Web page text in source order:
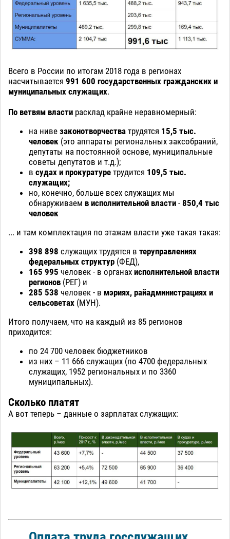
Всего в России по итогам 2018 года в регионах
насчитывается 991 600 государственных гражданских и
муниципальных служащих.
По ветвям власти расклад крайне неравномерный:
на ниве законотворчества трудятся 15,5 тыс.
человек (это аппараты региональных заксобраний,
депутаты на постоянной основе, муниципальные
советы депутатов и т.д.);
в судах и прокуратуре трудится 109,5 тыс.
служащих;
но, конечно, больше всех служащих мы
обнаруживаем в исполнительной власти - 850,4 тыс
человек
... и там комплектация по этажам власти уже такая такая:
398 898 служащих трудятся в теруправлениях
федеральных структур (ФЕД),
165 995 человек - в органах исполнительной власти
регионов (РЕГ) и
285 538 человек - в мэриях, райадминистрациях и
сельсоветах (МУН).
Итого получаем, что на каждый из 85 регионов
приходится:
по 24 700 человек бюджетников
из них – 11 666 служащих (по 4700 федеральных
служащих, 1952 региональных и по 3360
муниципальных).
Сколько платят
А вот теперь – данные о зарплатах служащих: